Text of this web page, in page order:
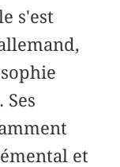
s'est
et